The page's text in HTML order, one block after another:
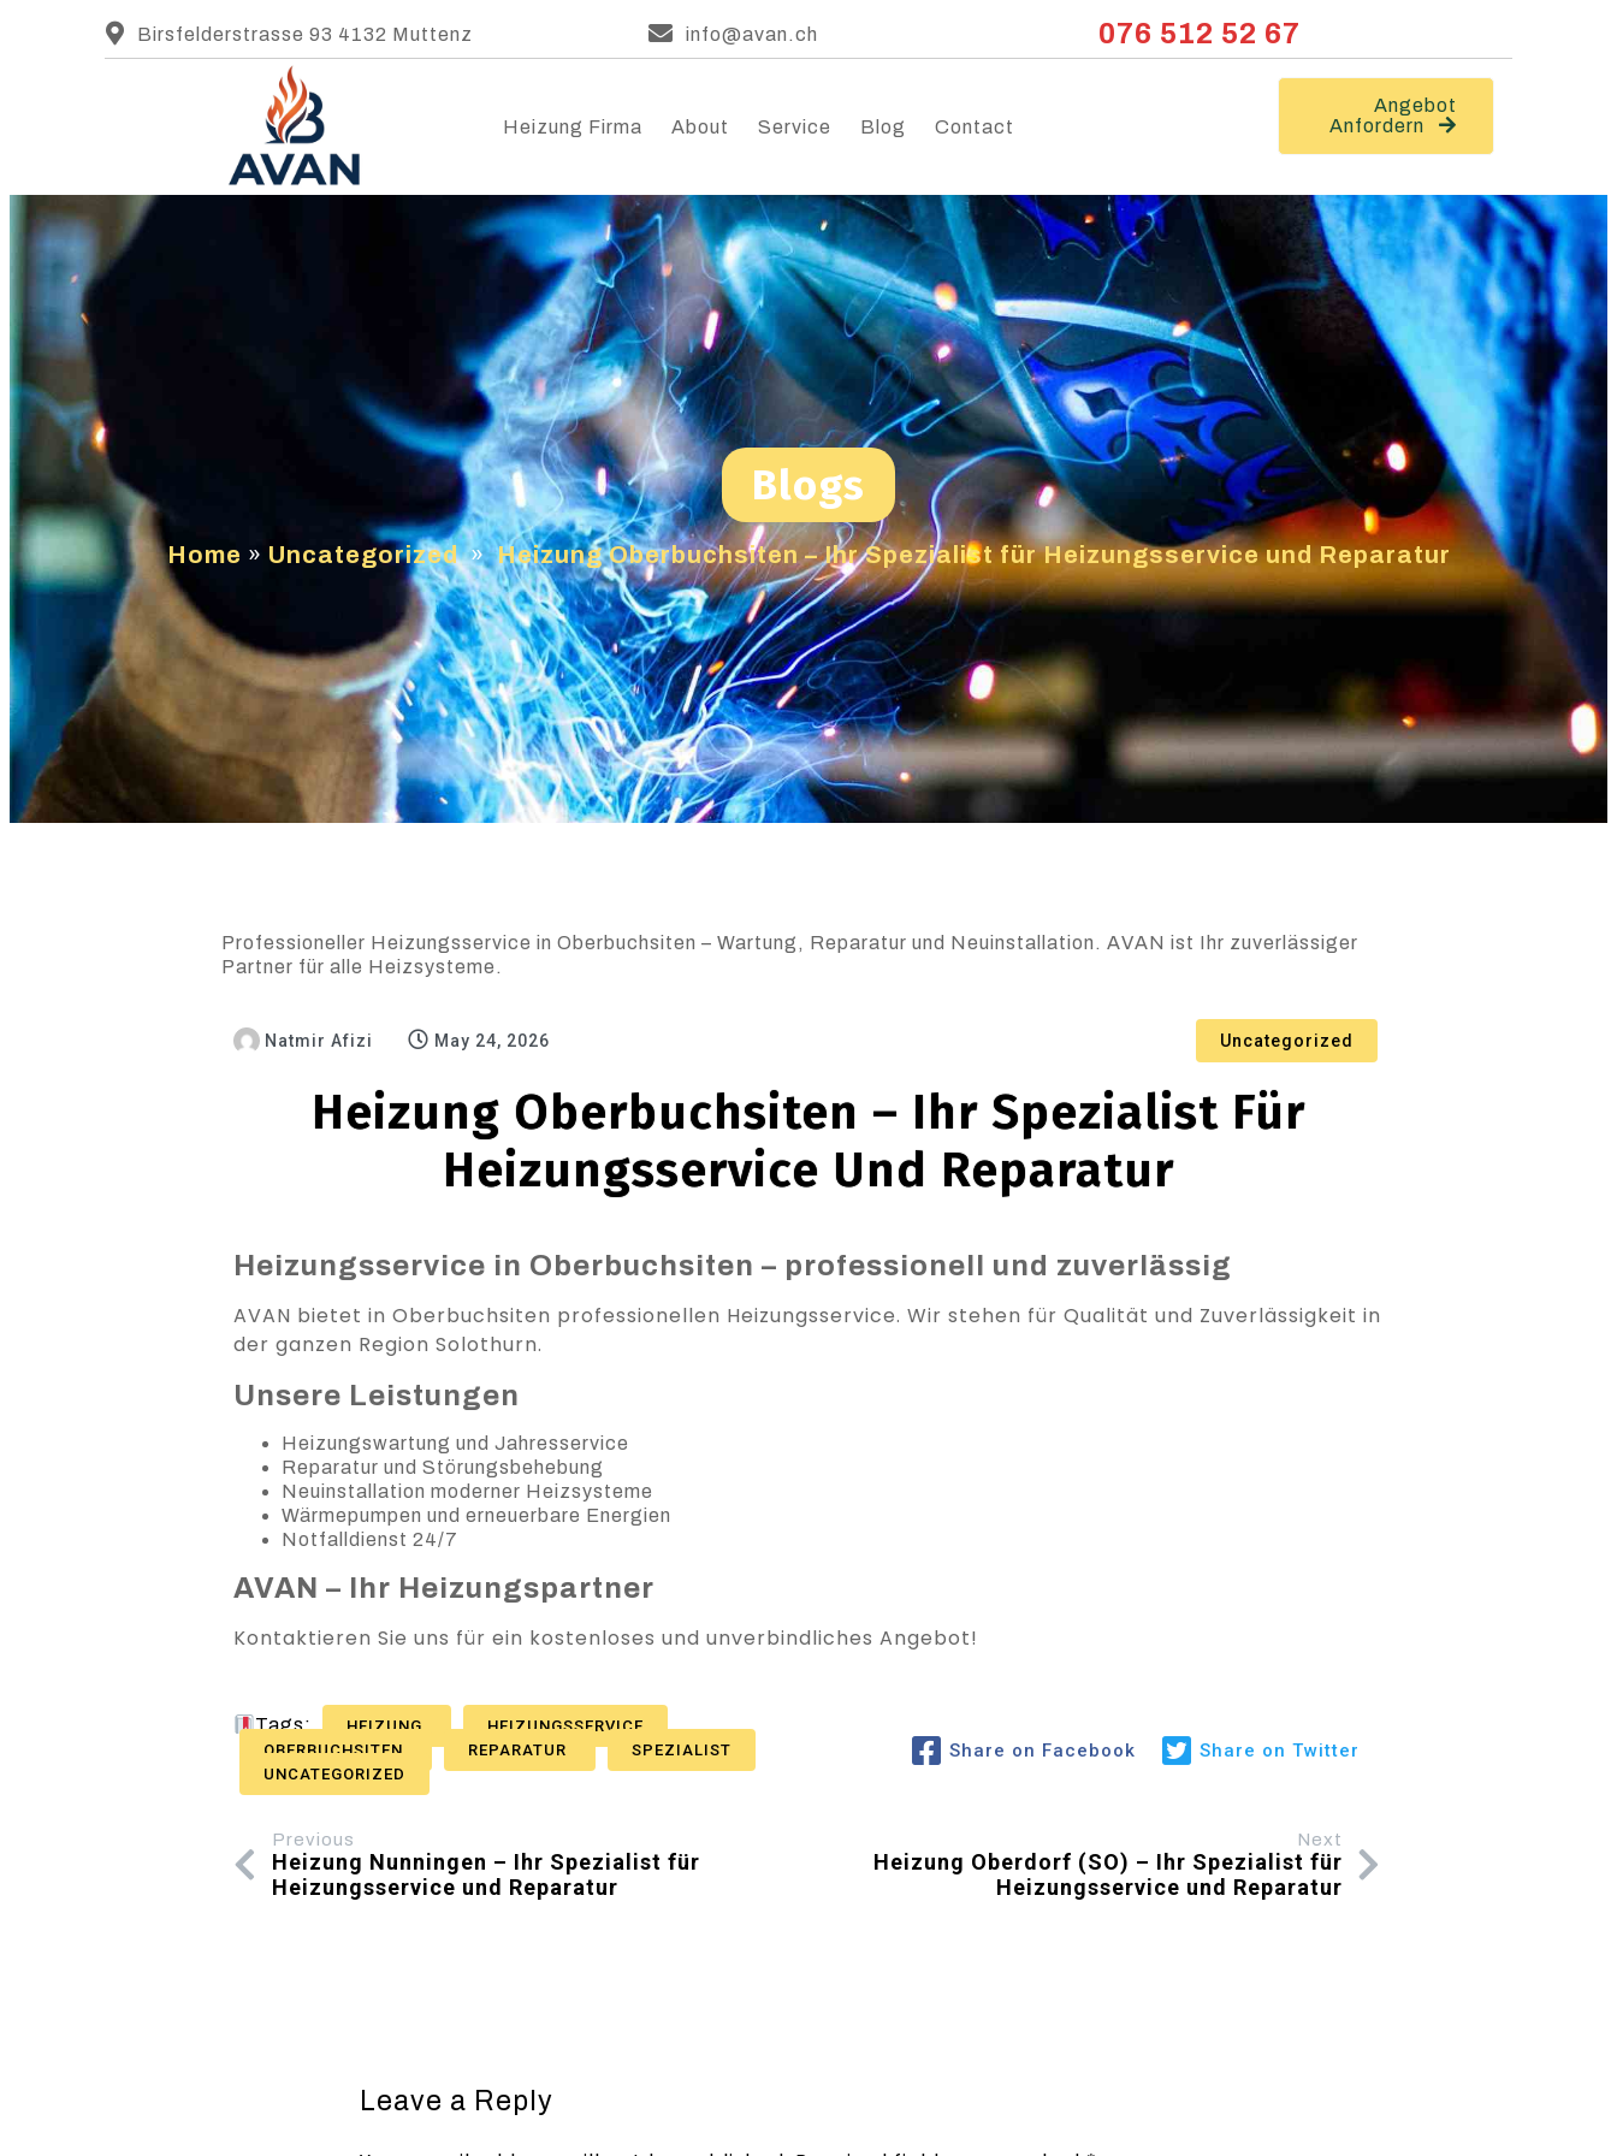
Birsfelderstrasse 93 4132 Muttenz info@avan.ch 076 512 52 67
Heizung Firma About Service Blog Contact
Angebot
Anfordern
Blogs
Home » Uncategorized » Heizung Oberbuchsiten – Ihr Spezialist für Heizungsservice und Reparatur
Professioneller Heizungsservice in Oberbuchsiten – Wartung, Reparatur und Neuinstallation. AVAN ist Ihr zuverlässiger
Partner für alle Heizsysteme.
Natmir Afizi May 24, 2026 Uncategorized
Heizung Oberbuchsiten – Ihr Spezialist Für
Heizungsservice Und Reparatur
Heizungsservice in Oberbuchsiten – professionell und zuverlässig
AVAN bietet in Oberbuchsiten professionellen Heizungsservice. Wir stehen für Qualität und Zuverlässigkeit in
der ganzen Region Solothurn.
Unsere Leistungen
Heizungswartung und Jahresservice
Reparatur und Störungsbehebung
Neuinstallation moderner Heizsysteme
Wärmepumpen und erneuerbare Energien
Notfalldienst 24/7
AVAN – Ihr Heizungspartner
Kontaktieren Sie uns für ein kostenloses und unverbindliches Angebot!
Tags: HEIZUNG
HEIZUNGSSERVICE
OBERBUCHSITEN
REPARATUR
SPEZIALIST
UNCATEGORIZED
Share on Facebook Share on Twitter
Previous
Heizung Nunningen – Ihr Spezialist für
Heizungsservice und Reparatur
Next
Heizung Oberdorf (SO) – Ihr Spezialist für
Heizungsservice und Reparatur
Leave a Reply